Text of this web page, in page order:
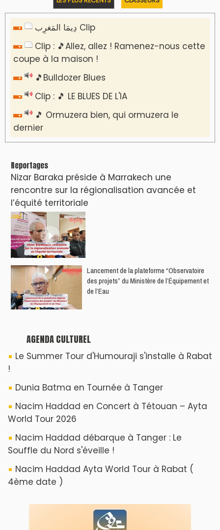
دِيمَا المَغرِب Clip
Clip : 🎵Allez, allez ! Ramenez-nous cette
coupe à la maison !
🎵Bulldozer Blues
Clip : 🎵 LE BLUES DE L'IA
🎵 Ormuzera bien, qui ormuzera le
dernier
Reportages
Nizar Baraka préside à Marrakech une
rencontre sur la régionalisation avancée et
l’équité territoriale
​Lancement de la plateforme “Observatoire
des projets” du Ministère de l’Équipement et
de l’Eau
AGENDA CULTUREL
Le Summer Tour d'Humouraji s'installe à Rabat
!
Dunia Batma en Tournée à Tanger
Nacim Haddad en Concert à Tétouan – Ayta
World Tour 2026
Nacim Haddad débarque à Tanger : Le
Souffle du Nord s'éveille !
Nacim Haddad Ayta World Tour à Rabat (
4ème date )